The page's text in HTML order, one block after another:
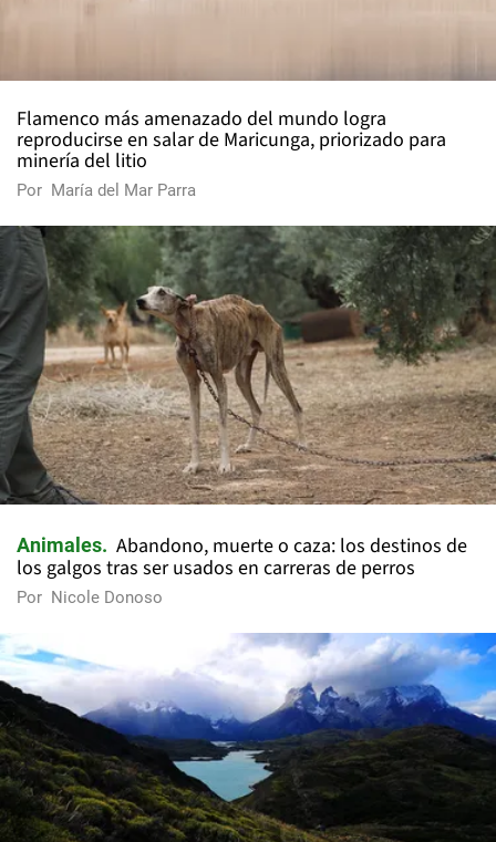
Flamenco más amenazado del mundo logra
reproducirse en salar de Maricunga, priorizado para
minería del litio
Por María del Mar Parra
Animales
Abandono, muerte o caza: los destinos de
los galgos tras ser usados en carreras de perros
Por Nicole Donoso